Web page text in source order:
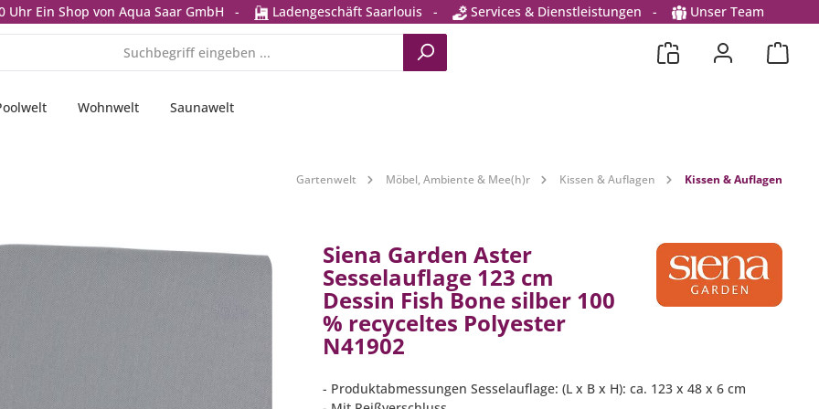
Uhr Ein Shop von Aqua Saar GmbH - Ladengeschäft Saarlouis - Services & Dienstleistungen - Unser Team
Wohnwelt Saunawelt
Gartenwelt Möbel, Ambiente & Mee(h)r Kissen & Auflagen Kissen & Auflagen
Siena Garden Aster
Sesselauflage 123 cm
Dessin Fish Bone silber 100
% recyceltes Polyester
N41902
- Produktabmessungen Sesselauflage: (L x B x H): ca. 123 x 48 x 6 cm